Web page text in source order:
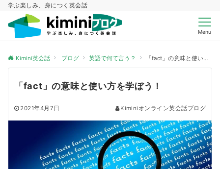
学ぶ楽しみ、身につく英会話
Menu
Kimini英会話 ブログ 英語で何て言う？ 「fact」の意味と使い方を学ぼう！
「fact」の意味と使い方を学ぼう！
2021年4月7日 Kiminiオンライン英会話ブログ